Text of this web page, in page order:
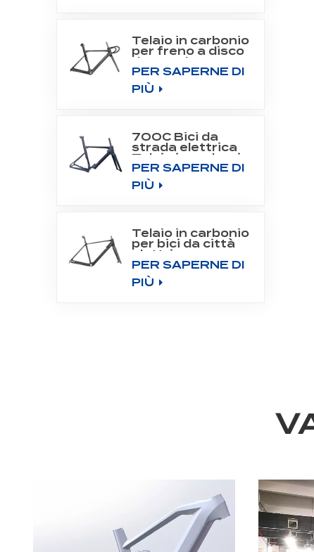
Telaio in carbonio
per freno a disco
da strada 700C
Aero Road
PER SAPERNE DI
PIÙ
700C Bici da
strada elettrica
Telaio in carbonio
Fit Bafang Motor
M800
PER SAPERNE DI
PIÙ
Telaio in carbonio
per bici da città
elettrica con
motore
posteriore 700C
PER SAPERNE DI
PIÙ